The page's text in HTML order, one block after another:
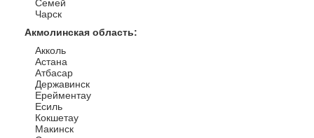
Семей
Чарск
Акмолинская область:
Акколь
Астана
Атбасар
Державинск
Ерейментау
Есиль
Кокшетау
Макинск